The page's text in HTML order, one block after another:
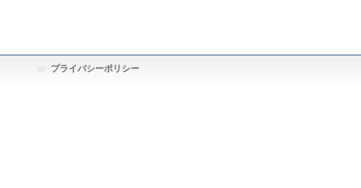
プライバシーポリシー